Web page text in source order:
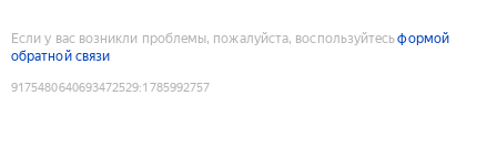
Если у вас возникли проблемы, пожалуйста, воспользуйтесьформой
обратной связи
9175480640693472529:1785992757